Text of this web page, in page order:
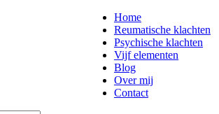
Home
Reumatische klachten
Psychische klachten
Vijf elementen
Blog
Over mij
Contact